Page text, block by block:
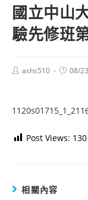
國立中山
驗先修班
Postashs510
Post08/
Post Views: 130
相關內容